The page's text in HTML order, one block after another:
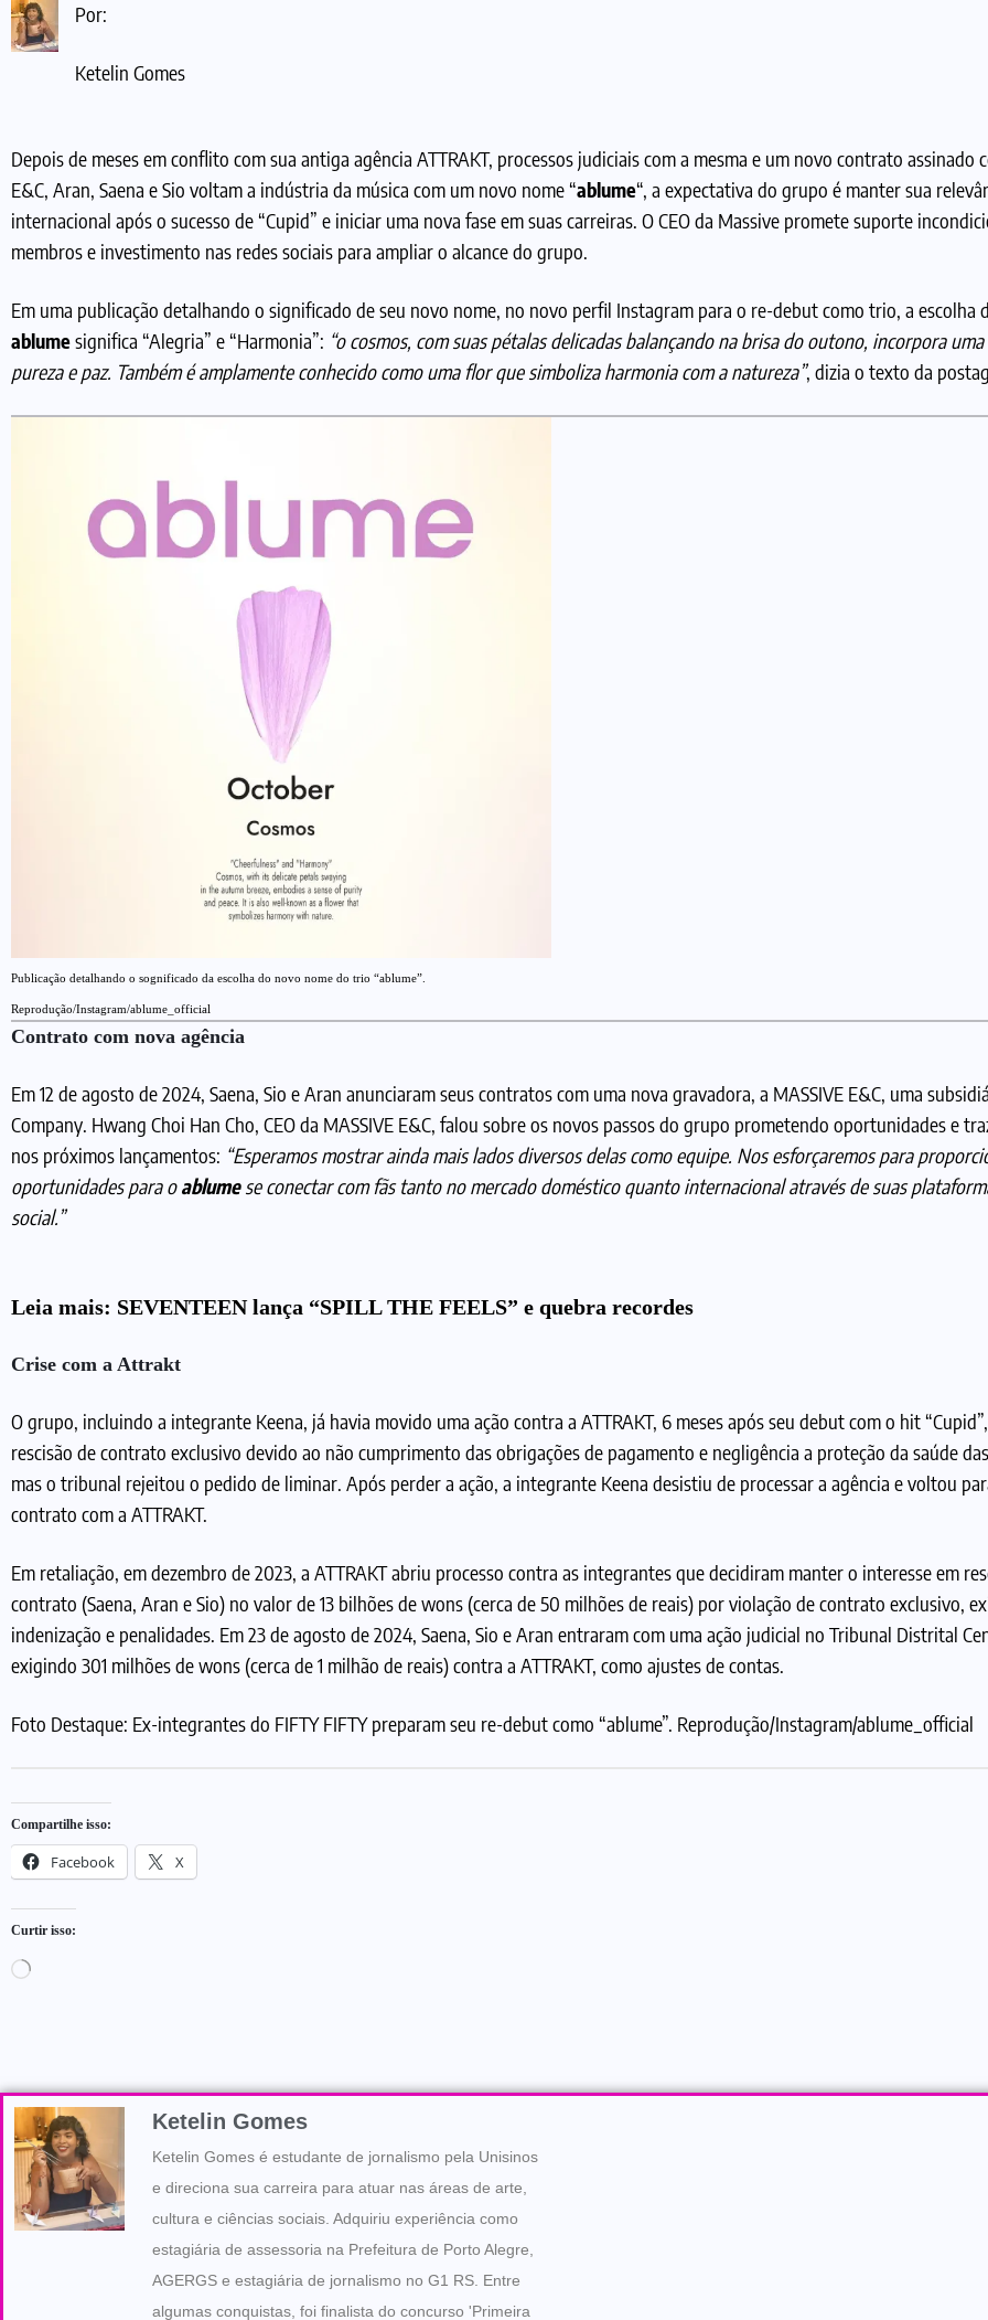
Por:
Ketelin Gomes
Depois de meses em conflito com sua antiga agência ATTRAKT, processos judiciais com a mesma e um novo contrato assinado
E&C, Aran, Saena e Sio voltam a indústria da música com um novo nome “ablume“, a expectativa do grupo é manter sua
internacional após o sucesso de “Cupid” e iniciar uma nova fase em suas carreiras. O CEO da Massive promete suporte
membros e investimento nas redes sociais para ampliar o alcance do grupo.
Em uma publicação detalhando o significado de seu novo nome, no novo perfil Instagram para o re-debut como trio, a escolha
ablumesignifica “Alegria” e “Harmonia”: “o cosmos, com suas pétalas delicadas balançando na brisa do outono, incorpora uma
pureza e paz. Também é amplamente conhecido como uma flor que simboliza harmonia com a natureza”, dizia o texto da
Publicação detalhando o sognificado da escolha do novo nome do trio “ablume”.
Reprodução/Instagram/ablume_official
Contrato com nova agência
Em 12 de agosto de 2024, Saena, Sio e Aran anunciaram seus contratos com uma nova gravadora, a MASSIVE E&C, uma
Company. Hwang Choi Han Cho, CEO da MASSIVE E&C, falou sobre os novos passos do grupo prometendo oportunidades e
nos próximos lançamentos: “Esperamos mostrar ainda mais lados diversos delas como equipe. Nos esforçaremos para
oportunidades para oablumese conectar com fãs tanto no mercado doméstico quanto internacional através de suas
social.”
Leia mais: SEVENTEEN lança “SPILL THE FEELS” e quebra recordes
Crise com a Attrakt
O grupo, incluindo a integrante Keena, já havia movido uma ação contra a ATTRAKT, 6 meses após seu debut com o hit
rescisão de contrato exclusivo devido ao não cumprimento das obrigações de pagamento e negligência a proteção da saúde
mas o tribunal rejeitou o pedido de liminar. Após perder a ação, a integrante Keena desistiu de processar a agência e voltou
contrato com a ATTRAKT.
Em retaliação, em dezembro de 2023, a ATTRAKT abriu processo contra as integrantes que decidiram manter o interesse em
contrato (Saena, Aran e Sio) no valor de 13 bilhões de wons (cerca de 50 milhões de reais) por violação de contrato exclusivo,
indenização e penalidades. Em 23 de agosto de 2024, Saena, Sio e Aran entraram com uma ação judicial no Tribunal Distrital
exigindo 301 milhões de wons (cerca de 1 milhão de reais) contra a ATTRAKT, como ajustes de contas.
Foto Destaque: Ex-integrantes do FIFTY FIFTY preparam seu re-debut como “ablume”. Reprodução/Instagram/ablume_official
Compartilhe isso:
Facebook X
Curtir isso:
Ketelin Gomes
Ketelin Gomes é estudante de jornalismo pela Unisinos
e direciona sua carreira para atuar nas áreas de arte,
cultura e ciências sociais. Adquiriu experiência como
estagiária de assessoria na Prefeitura de Porto Alegre,
AGERGS e estagiária de jornalismo no G1 RS. Entre
algumas conquistas, foi finalista do concurso 'Primeira